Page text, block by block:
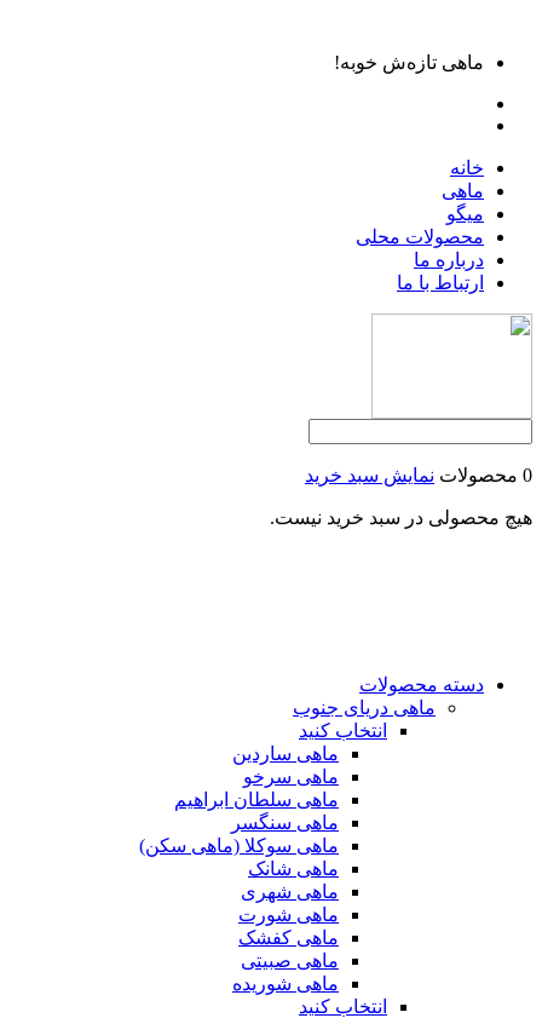
ماهی تازه‌ش خوبه!
خانه
ماهی
میگو
محصولات محلی
درباره ما
ارتباط با ما
0 محصولات نمایش سبد خرید
هیچ محصولی در سبد خرید نیست.
دسته محصولات
ماهی دریای جنوب
انتخاب کنید
ماهی ساردین
ماهی سرخو
ماهی سلطان ابراهیم
ماهی سنگسر
ماهی سوکلا (ماهی سکن)
ماهی شانک
ماهی شهری
ماهی شورت
ماهی کفشک
ماهی صبیتی
ماهی شوریده
انتخاب کنید